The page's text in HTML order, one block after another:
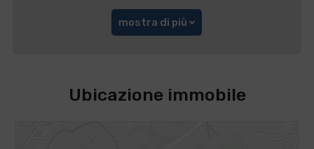
mostra di più
Ubicazione immobile